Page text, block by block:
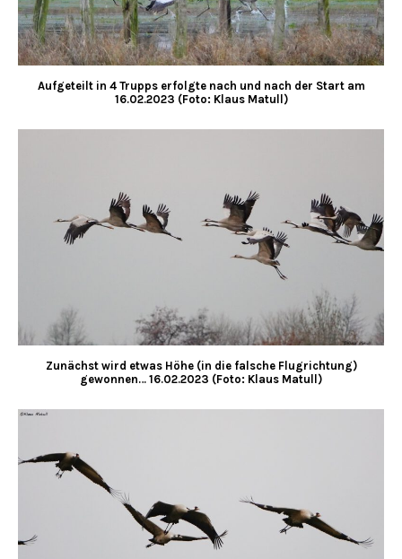
Aufgeteilt in 4 Trupps erfolgte nach und nach der Start am
16.02.2023 (Foto: Klaus Matull)
Zunächst wird etwas Höhe (in die falsche Flugrichtung)
gewonnen… 16.02.2023 (Foto: Klaus Matull)